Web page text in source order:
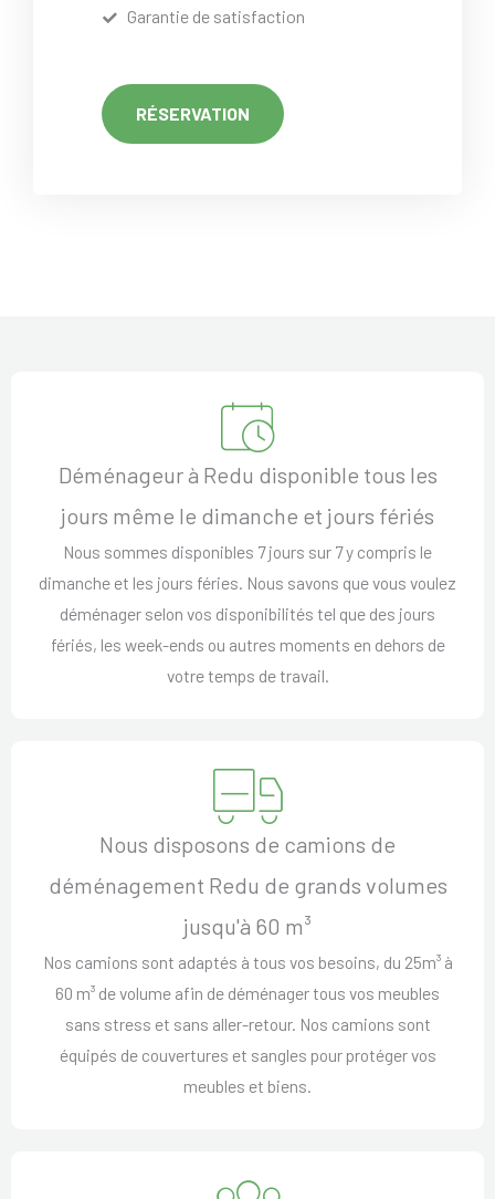
Garantie de satisfaction
RÉSERVATION
Déménageur à Redu disponible tous les
jours même le dimanche et jours fériés
Nous sommes disponibles 7 jours sur 7 y compris le
dimanche et les jours féries. Nous savons que vous voulez
déménager selon vos disponibilités tel que des jours
fériés, les week-ends ou autres moments en dehors de
votre temps de travail.
Nous disposons de camions de
déménagement Redu de grands volumes
jusqu'à 60 m³
Nos camions sont adaptés à tous vos besoins, du 25m³ à
60 m³ de volume afin de déménager tous vos meubles
sans stress et sans aller-retour. Nos camions sont
équipés de couvertures et sangles pour protéger vos
meubles et biens.